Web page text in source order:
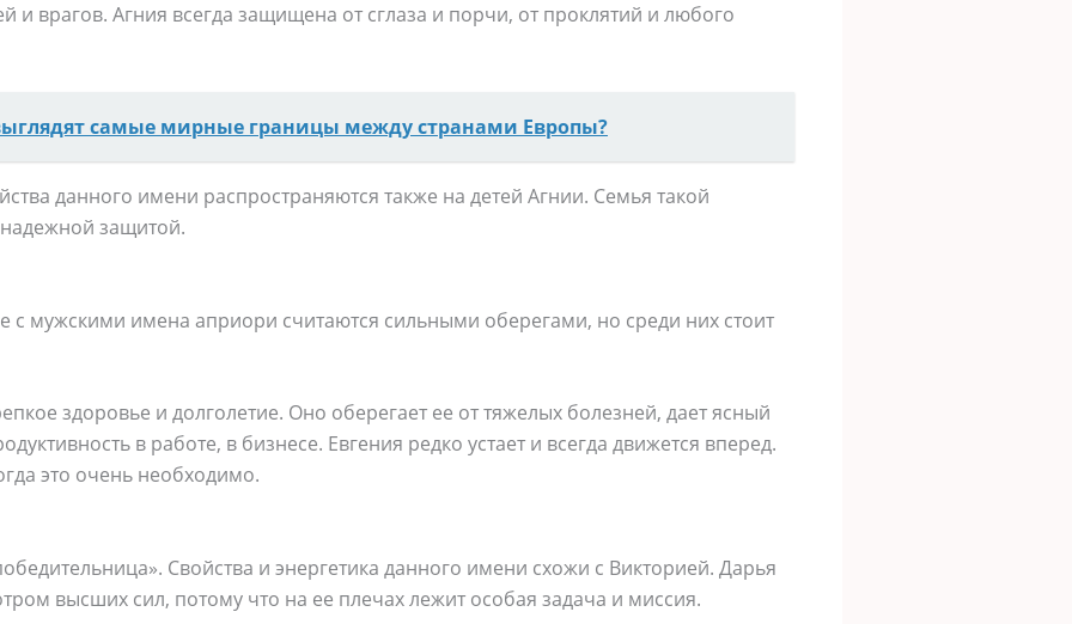
и врагов. Агния всегда защищена от сглаза и порчи, от проклятий и любого
самые мирные границы между странами Европы?
данного имени распространяются также на детей Агнии. Семья такой
защитой.
с мужскими имена априори считаются сильными оберегами, но среди них стоит
здоровье и долголетие. Оно оберегает ее от тяжелых болезней, дает ясный
в работе, в бизнесе. Евгения редко устает и всегда движется вперед.
это очень необходимо.
Свойства и энергетика данного имени схожи с Викторией. Дарья
высших сил, потому что на ее плечах лежит особая задача и миссия.